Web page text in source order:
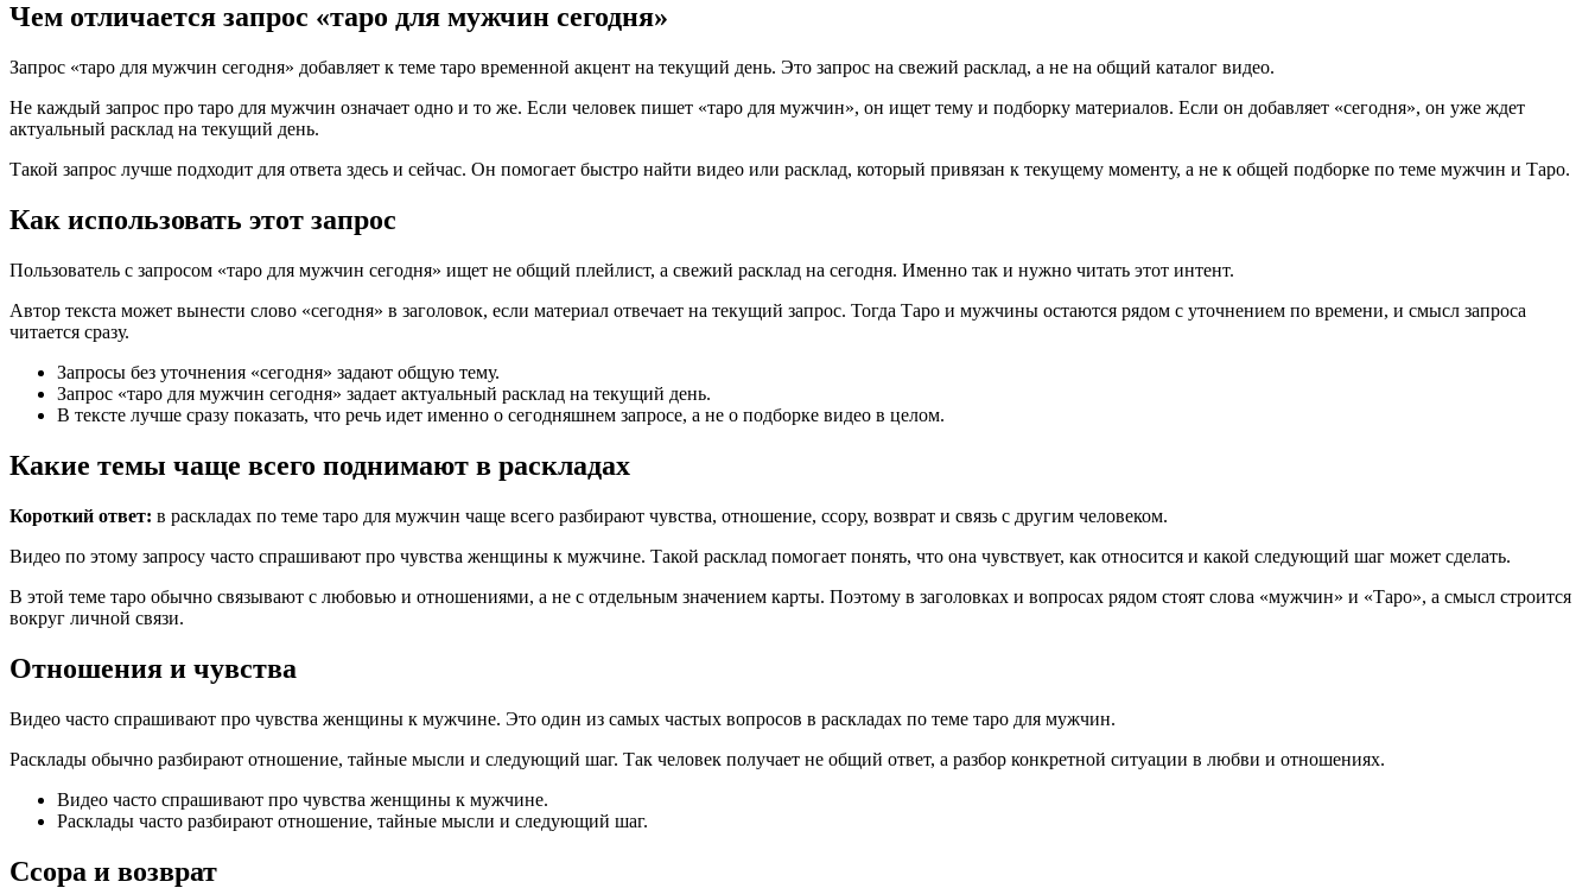
Чем отличается запрос «таро для мужчин сегодня»
Запрос «таро для мужчин сегодня» добавляет к теме таро временной акцент на текущий день. Это запрос на свежий расклад, а не на общий каталог видео.
Не каждый запрос про таро для мужчин означает одно и то же. Если человек пишет «таро для мужчин», он ищет тему и подборку материалов. Если он добавляет «сегодня», он уже ждет
актуальный расклад на текущий день.
Такой запрос лучше подходит для ответа здесь и сейчас. Он помогает быстро найти видео или расклад, который привязан к текущему моменту, а не к общей подборке по теме мужчин и Таро.
Как использовать этот запрос
Пользователь с запросом «таро для мужчин сегодня» ищет не общий плейлист, а свежий расклад на сегодня. Именно так и нужно читать этот интент.
Автор текста может вынести слово «сегодня» в заголовок, если материал отвечает на текущий запрос. Тогда Таро и мужчины остаются рядом с уточнением по времени, и смысл запроса
читается сразу.
Запросы без уточнения «сегодня» задают общую тему.
Запрос «таро для мужчин сегодня» задает актуальный расклад на текущий день.
В тексте лучше сразу показать, что речь идет именно о сегодняшнем запросе, а не о подборке видео в целом.
Какие темы чаще всего поднимают в раскладах
Короткий ответ: в раскладах по теме таро для мужчин чаще всего разбирают чувства, отношение, ссору, возврат и связь с другим человеком.
Видео по этому запросу часто спрашивают про чувства женщины к мужчине. Такой расклад помогает понять, что она чувствует, как относится и какой следующий шаг может сделать.
В этой теме таро обычно связывают с любовью и отношениями, а не с отдельным значением карты. Поэтому в заголовках и вопросах рядом стоят слова «мужчин» и «Таро», а смысл строится
вокруг личной связи.
Отношения и чувства
Видео часто спрашивают про чувства женщины к мужчине. Это один из самых частых вопросов в раскладах по теме таро для мужчин.
Расклады обычно разбирают отношение, тайные мысли и следующий шаг. Так человек получает не общий ответ, а разбор конкретной ситуации в любви и отношениях.
Видео часто спрашивают про чувства женщины к мужчине.
Расклады часто разбирают отношение, тайные мысли и следующий шаг.
Ссора и возврат